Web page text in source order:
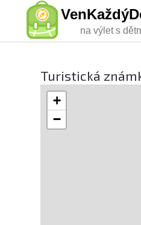
na výlet s
Turistická
+
−